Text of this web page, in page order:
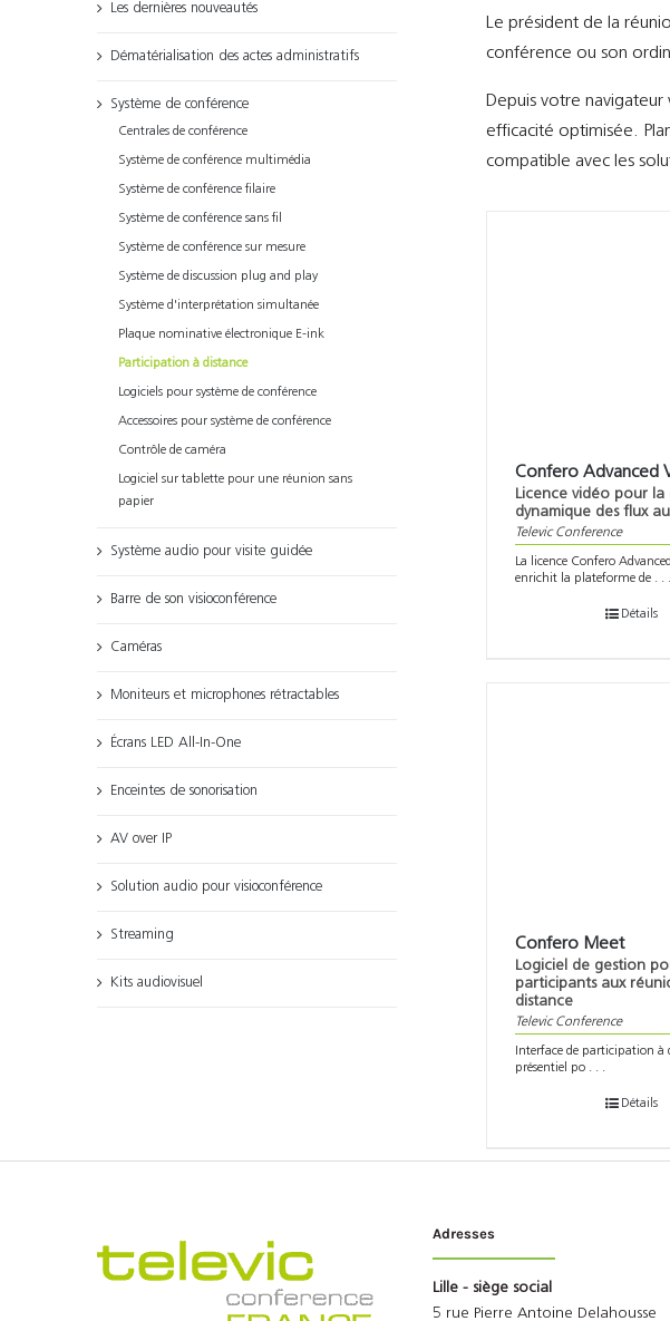
Le président de la
conférence ou son
Depuis votre
efficacité optimisée.
compatible avec les
Confero Advanced
Licence vidéo pour la
dynamique des flux
Televic Conference
La licence Confero
enrichit la plateforme de . . .
Détails
Confero Meet
Logiciel de gestion
participants aux
distance
Televic Conference
Interface de participation à
présentiel po . . .
Détails
Les dernières nouveautés
Dématérialisation des actes administratifs
Système de conférence
Centrales de conférence
Système de conférence multimédia
Système de conférence filaire
Système de conférence sans fil
Système de conférence sur mesure
Système de discussion plug and play
Système d'interprétation simultanée
Plaque nominative électronique E-ink
Participation à distance
Logiciels pour système de conférence
Accessoires pour système de conférence
Contrôle de caméra
Logiciel sur tablette pour une réunion sans
papier
Système audio pour visite guidée
Barre de son visioconférence
Caméras
Moniteurs et microphones rétractables
Écrans LED All-In-One
Enceintes de sonorisation
AV over IP
Solution audio pour visioconférence
Streaming
Kits audiovisuel
Adresses
Lille - siège social
5 rue Pierre Antoine Delahousse